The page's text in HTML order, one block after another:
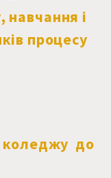
навчання і
процесу
коледжу до